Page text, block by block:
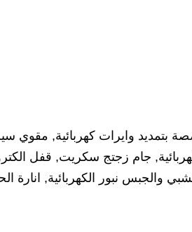
بتمديد وايرات كهربائية, مقوي
جام زجتج سكريت, قفل
نبور الكهربائية, انارة